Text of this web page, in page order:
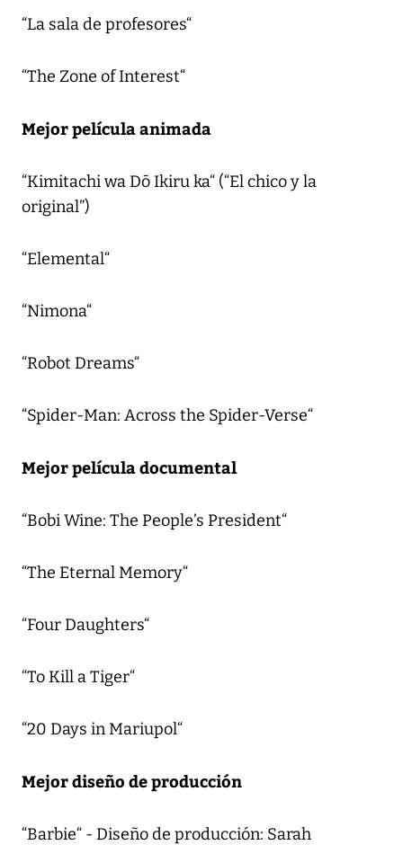
“La sala de profesores“
“The Zone of Interest“
Mejor película animada
“Kimitachi wa Dō Ikiru ka“ (“El chico y la
original”)
“Elemental“
“Nimona“
“Robot Dreams“
“Spider-Man: Across the Spider-Verse“
Mejor película documental
“Bobi Wine: The People’s President“
“The Eternal Memory“
“Four Daughters“
“To Kill a Tiger“
“20 Days in Mariupol“
Mejor diseño de producción
“Barbie“ - Diseño de producción: Sarah